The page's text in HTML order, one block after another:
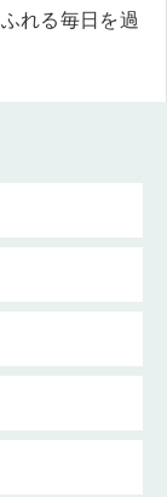
れる毎日を過